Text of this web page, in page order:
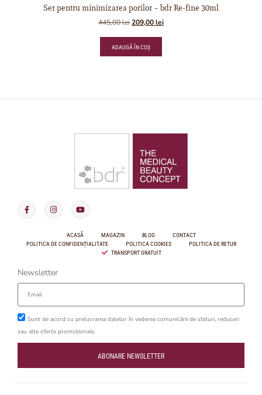
Ser pentru minimizarea porilor – bdr Re-fine 30ml
445,00lei209,00lei
ADAUGĂ ÎN COȘ
ACASĂ MAGAZIN BLOG
CONTACT
POLITICA DE CONFIDENȚIALITATE
POLITICA COOKIES
POLITICA DE RETUR
TRANSPORT GRATUIT
Newsletter
Sunt de acord cu prelucrarea datelor în vederea comunicării de sfaturi, reduceri
sau alte oferte promoționale.
ABONARE NEWSLETTER